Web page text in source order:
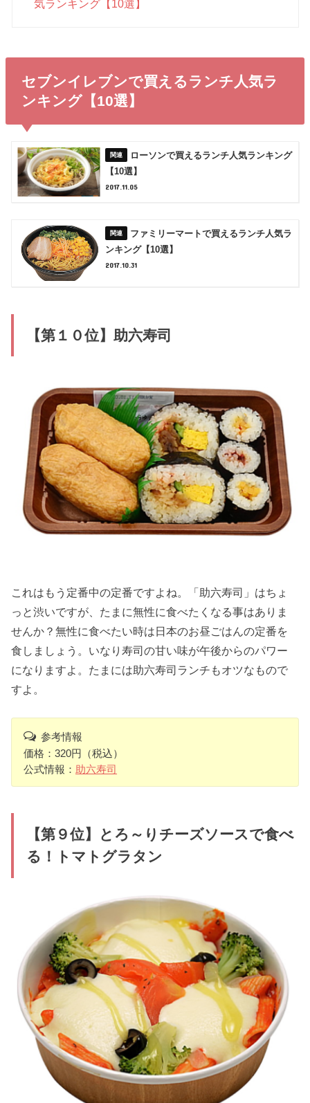
気ランキング【10選】
セブンイレブンで買えるランチ人気ラ
ンキング【10選】
ローソンで買えるランチ人気ランキング
【10選】
2017.11.05
ファミリーマートで買えるランチ人気ラ
ンキング【10選】
2017.10.31
【第１０位】助六寿司
これはもう定番中の定番ですよね。「助六寿司」はちょ
っと渋いですが、たまに無性に食べたくなる事はありま
せんか？無性に食べたい時は日本のお昼ごはんの定番を
食しましょう。いなり寿司の甘い味が午後からのパワー
になりますよ。たまには助六寿司ランチもオツなもので
すよ。
参考情報
価格：320円（税込）
公式情報： 助六寿司
【第９位】とろ～りチーズソースで食べ
る！トマトグラタン